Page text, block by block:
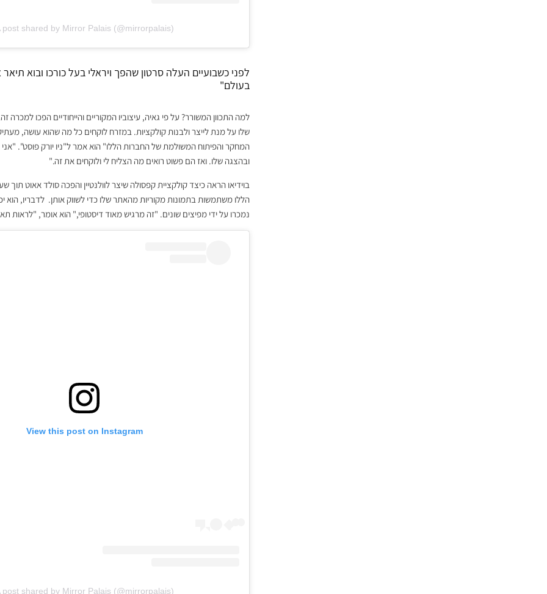
post shared by Mirror Palais (@mirrorpalais)
לפני כשבועיים העלה סרטון שהפך ויראלי בעל כורכו ובוא
בעולם"
למה התכוון המשורר? על פי גאיה, עיצוביו המקוריים והייחודיים הפכו
שלו על מנת לייצר ולבנות קולקציות. במזרח לוקחים כל מה שהוא עושה,
המחקר והפיתוח המשולמת של החברות הללו" הוא אמר ל"ניו יורק פוסט".
ובהצגה שלו. ואז הם פשוט רואים מה הצליח לי ולוקחים את זה."
בוידיאו הראה כיצד קולקציית קפסולה שיצר לוולנטיין והפכה סולד אאוט
הללו משתמשות בתמונות מקוריות מהאתר שלו כדי לשווק אותן. לדבריו, הוא
נמכרו על ידי מפיצים שונים. "זה מרגיש מאוד דיסטופי," הוא אומר, "לראות
View this post on Instagram
post shared by Mirror Palais (@mirrorpalais)